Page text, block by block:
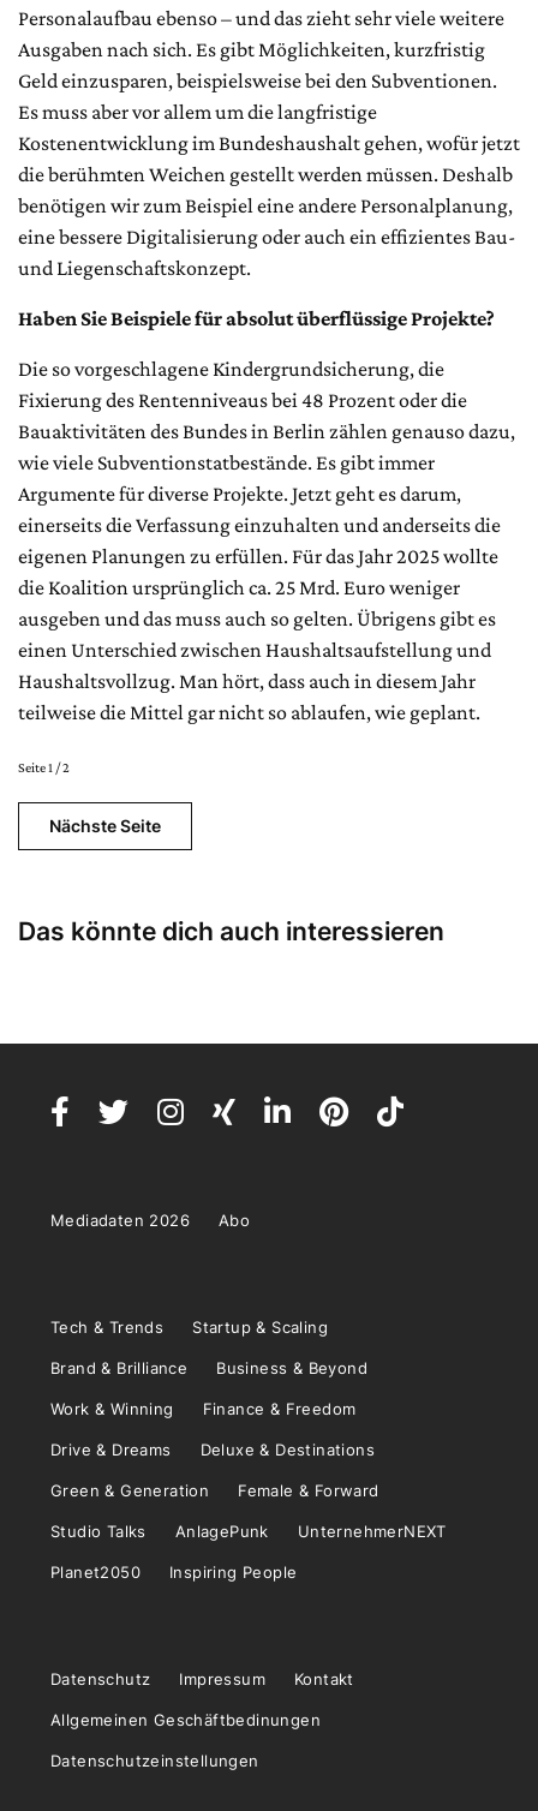
Personalaufbau ebenso – und das zieht sehr viele weitere
Ausgaben nach sich. Es gibt Möglichkeiten, kurzfristig
Geld einzusparen, beispielsweise bei den Subventionen.
Es muss aber vor allem um die langfristige
Kostenentwicklung im Bundeshaushalt gehen, wofür jetzt
die berühmten Weichen gestellt werden müssen. Deshalb
benötigen wir zum Beispiel eine andere Personalplanung,
eine bessere Digitalisierung oder auch ein effizientes Bau-
und Liegenschaftskonzept.
Haben Sie Beispiele für absolut überflüssige Projekte?
Die so vorgeschlagene Kindergrundsicherung, die
Fixierung des Rentenniveaus bei 48 Prozent oder die
Bauaktivitäten des Bundes in Berlin zählen genauso dazu,
wie viele Subventionstatbestände. Es gibt immer
Argumente für diverse Projekte. Jetzt geht es darum,
einerseits die Verfassung einzuhalten und anderseits die
eigenen Planungen zu erfüllen. Für das Jahr 2025 wollte
die Koalition ursprünglich ca. 25 Mrd. Euro weniger
ausgeben und das muss auch so gelten. Übrigens gibt es
einen Unterschied zwischen Haushaltsaufstellung und
Haushaltsvollzug. Man hört, dass auch in diesem Jahr
teilweise die Mittel gar nicht so ablaufen, wie geplant.
Seite 1 / 2
Nächste Seite
Das könnte dich auch interessieren
Mediadaten 2026 Abo
Tech & Trends Startup & Scaling
Brand & Brilliance Business & Beyond
Work & Winning Finance & Freedom
Drive & Dreams Deluxe & Destinations
Green & Generation Female & Forward
Studio Talks AnlagePunk UnternehmerNEXT
Planet2050 Inspiring People
Datenschutz Impressum Kontakt
Allgemeinen Geschäftbedinungen
Datenschutzeinstellungen